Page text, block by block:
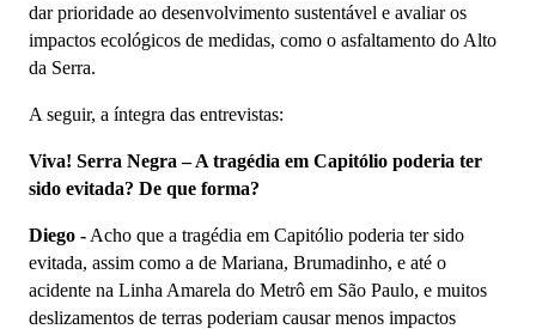
dar prioridade ao desenvolvimento sustentável e avaliar os
impactos ecológicos de medidas, como o asfaltamento do Alto
da Serra.
A seguir, a íntegra das entrevistas:
Viva! Serra Negra – A tragédia em Capitólio poderia ter
sido evitada? De que forma?
Diego - Acho que a tragédia em Capitólio poderia ter sido
evitada, assim como a de Mariana, Brumadinho, e até o
acidente na Linha Amarela do Metrô em São Paulo, e muitos
deslizamentos de terras poderiam causar menos impactos